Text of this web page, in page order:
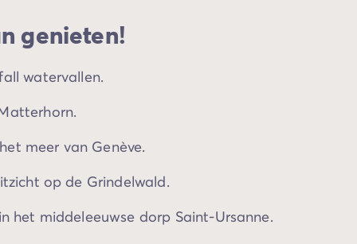
genieten!
watervallen.
meer van Genève.
op de Grindelwald.
het middeleeuwse dorp Saint-Ursanne.